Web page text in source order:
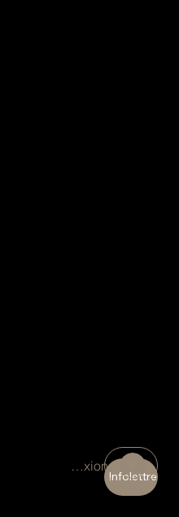
Infolettre
Connexion